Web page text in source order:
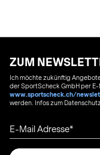
ZUM
Ich möchte zukünftig
der SportScheck GmbH per E-
www.sportscheck.ch/
werden. Infos zum
E-Mail Adresse